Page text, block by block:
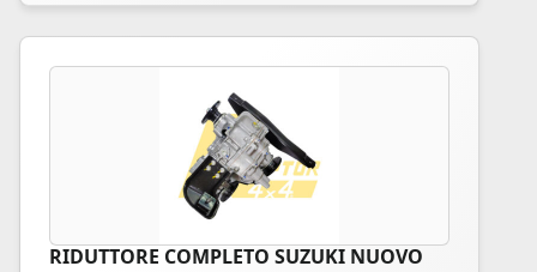
RIDUTTORE COMPLETO SUZUKI NUOVO